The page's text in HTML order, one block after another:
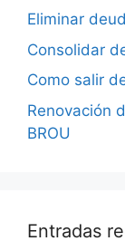
Eliminar
Consolidar
Como salir
Renovación
BROU
Entradas